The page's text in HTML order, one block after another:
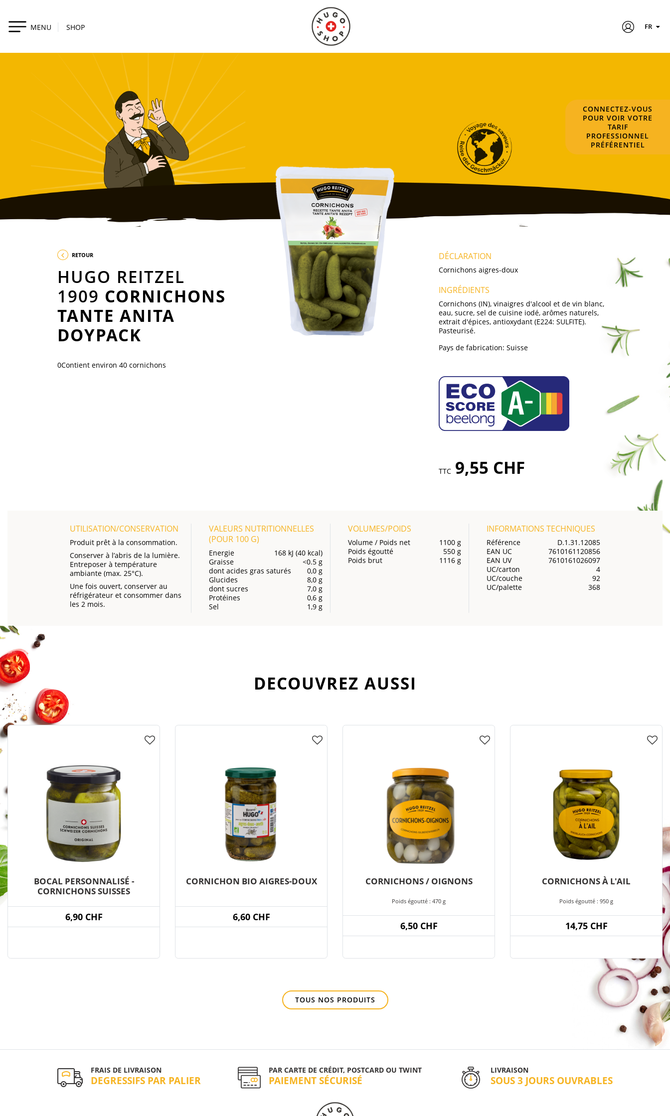
MENU SHOP FR
CONNECTEZ-VOUS
POUR VOIR VOTRE
TARIF
PROFESSIONNEL
PRÉFÉRENTIEL
RETOUR
HUGO REITZEL
1909 CORNICHONS
TANTE ANITA
DOYPACK
0Contient environ 40 cornichons
DÉCLARATION
Cornichons aigres-doux
INGRÉDIENTS
Cornichons (IN), vinaigres d'alcool et de vin blanc,
eau, sucre, sel de cuisine iodé, arômes naturels,
extrait d'épices, antioxydant (E224: SULFITE).
Pasteurisé.
Pays de fabrication: Suisse
TTC 9,55 CHF
UTILISATION/CONSERVATION
Produit prêt à la consommation.
Conserver à l’abris de la lumière.
Entreposer à température
ambiante (max. 25°C).
Une fois ouvert, conserver au
réfrigérateur et consommer dans
les 2 mois.
VALEURS NUTRITIONNELLES
(POUR 100 G)
Energie
168 kJ (40 kcal)
Graisse
<0.5 g
dont acides gras saturés
0,0 g
Glucides
8,0 g
dont sucres
7,0 g
Protéines
0,6 g
Sel
1,9 g
VOLUMES/POIDS
Volume / Poids net
1100 g
Poids égoutté
550 g
Poids brut
1116 g
INFORMATIONS TECHNIQUES
Référence
D.1.31.12085
EAN UC
7610161120856
EAN UV
7610161026097
UC/carton
4
UC/couche
92
UC/palette
368
DECOUVREZ AUSSI
BOCAL PERSONNALISÉ -
CORNICHONS SUISSES
6,90 CHF
CORNICHON BIO AIGRES-DOUX
6,60 CHF
CORNICHONS / OIGNONS
Poids égoutté : 470 g
6,50 CHF
CORNICHONS À L'AIL
Poids égoutté : 950 g
14,75 CHF
TOUS NOS PRODUITS
FRAIS DE LIVRAISON
DEGRESSIFS PAR PALIER
PAR CARTE DE CRÉDIT, POSTCARD OU TWINT
PAIEMENT SÉCURISÉ
LIVRAISON
SOUS 3 JOURS OUVRABLES